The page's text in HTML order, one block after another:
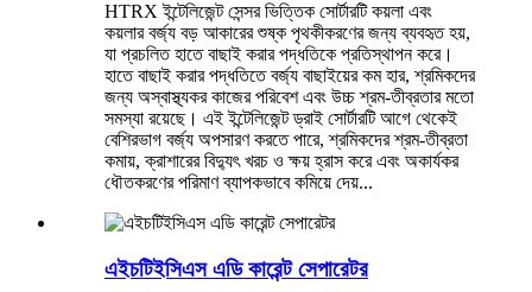
HTRX ইন্টেলিজেন্ট সেন্সর ভিত্তিক সোর্টারটি কয়লা এবং
কয়লার বর্জ্য বড় আকারের শুষ্ক পৃথকীকরণের জন্য ব্যবহৃত হয়,
যা প্রচলিত হাতে বাছাই করার পদ্ধতিকে প্রতিস্থাপন করে।
হাতে বাছাই করার পদ্ধতিতে বর্জ্য বাছাইয়ের কম হার, শ্রমিকদের
জন্য অস্বাস্থ্যকর কাজের পরিবেশ এবং উচ্চ শ্রম-তীব্রতার মতো
সমস্যা রয়েছে। এই ইন্টেলিজেন্ট ড্রাই সোর্টারটি আগে থেকেই
বেশিরভাগ বর্জ্য অপসারণ করতে পারে, শ্রমিকদের শ্রম-তীব্রতা
কমায়, ক্রাশারের বিদ্যুৎ খরচ ও ক্ষয় হ্রাস করে এবং অকার্যকর
ধৌতকরণের পরিমাণ ব্যাপকভাবে কমিয়ে দেয়...
এইচটিইসিএস এডি কারেন্ট সেপারেটর